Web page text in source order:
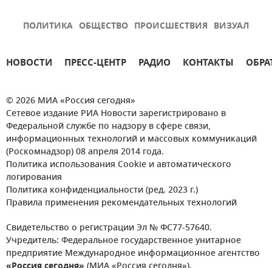
ПОЛИТИКА ОБЩЕСТВО ПРОИСШЕСТВИЯ ВИЗУАЛ
НОВОСТИ ПРЕСС-ЦЕНТР РАДИО КОНТАКТЫ
© 2026 МИА «Россия сегодня»
Сетевое издание РИА Новости зарегистрировано в
Федеральной службе по надзору в сфере связи,
информационных технологий и массовых коммуникаций
(Роскомнадзор) 08 апреля 2014 года.
Политика использования Cookie и автоматического
логирования
Политика конфиденциальности (ред. 2023 г.)
Правила применения рекомендательных технологий
Свидетельство о регистрации Эл № ФС77-57640.
Учредитель: Федеральное государственное унитарное
предприятие Международное информационное агентство